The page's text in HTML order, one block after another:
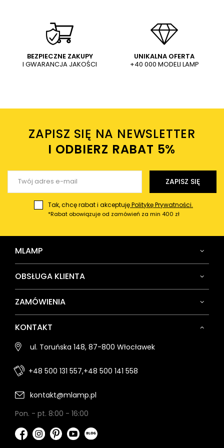
czarny
1 406,00 PLN
biała
64,99 PLN
Dodaj własne zdjęcie produktu:
Twoje imię
Twój email
BEZPIECZNE ZAKUPY
I GWARANCJA JAKOŚCI
UNIKALNA OFERTA
+40 000 MODELI LAMP
ZAPISZ SIĘ NA NEWSLETTER
I ODBIERZ RABAT 5%ㅤ
ZAPISZ SIĘ
Tak, chcę rabat i akceptujęPolitykę Prywatności.
*Rabat obowiązuje od zamówień za min 400 zł
MLAMP
OBSŁUGA KLIENTA
ZAMÓWIENIA
KONTAKT
ul. Toruńska 148, 87-800 Włocławek
+48 500 131 557,+48 500 141 558
kontakt@mlamp.pl
Pon. - pt. 8:00 - 16:00